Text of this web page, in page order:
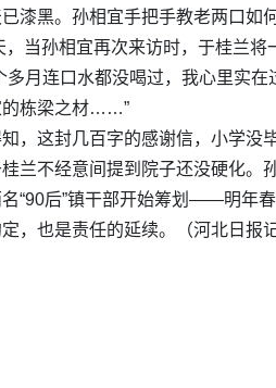
漆黑。孙相宜手把手教老两口如
，当孙相宜再次来访时，于桂兰将
多月连口水都没喝过，我心里实
的栋梁之材……”
，这封几百字的感谢信，小学没
兰不经意间提到院子还没硬化。
“90后”镇干部开始筹划——明年
，也是责任的延续。（河北日报